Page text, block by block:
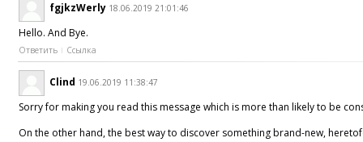
fgjkzWerly 18.06.2019 21:01:46
Hello. And Bye.
Ответить Ссылка
Clind 19.06.2019 11:38:47
Sorry for making you read this message which is more than likely to be
On the other hand, the best way to discover something brand-new,